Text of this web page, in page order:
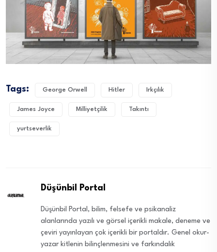
Tags: George Orwell Hitler Irkçılık
James Joyce Milliyetçilik Takıntı
yurtseverlik
Düşünbil Portal
Düşünbil Portal, bilim, felsefe ve psikanaliz
alanlarında yazılı ve görsel içerikli makale, deneme ve
çeviri yayınlayan çok içerikli bir portaldır. Genel okur-
yazar kitlenin bilinçlenmesini ve farkındalık